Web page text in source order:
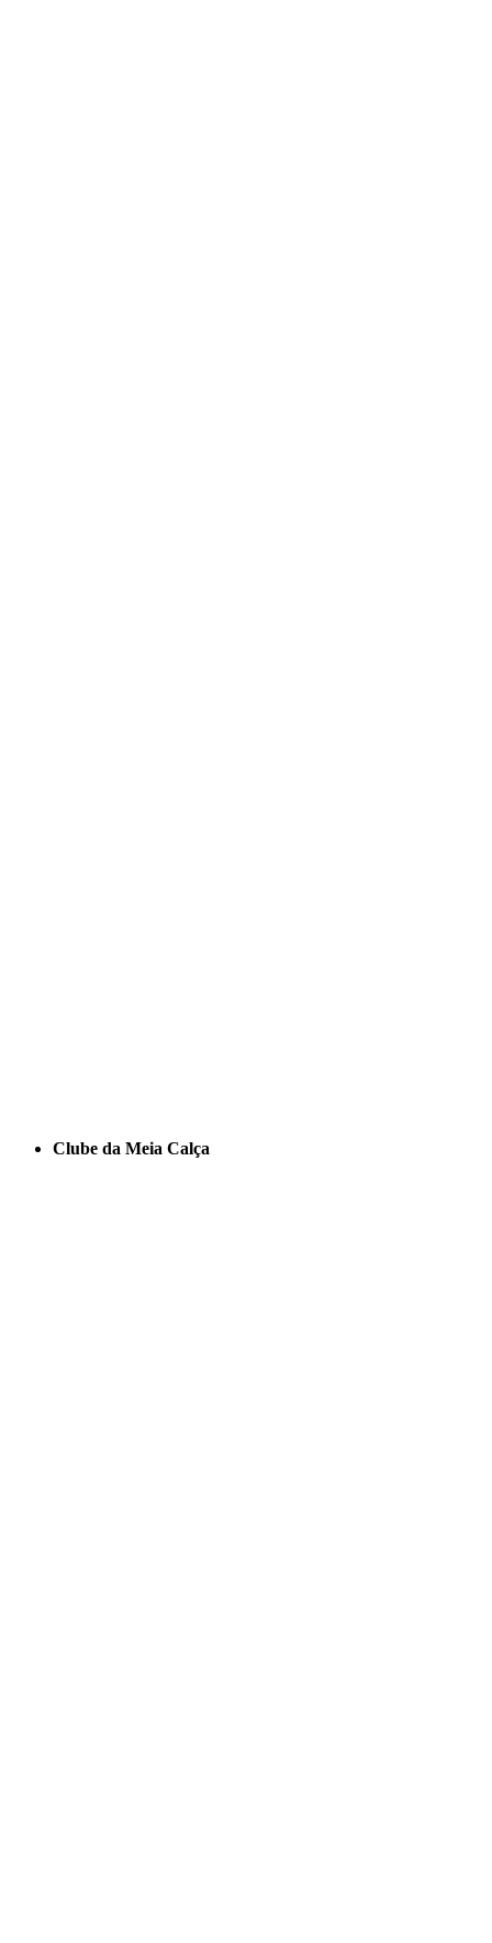
Clube da Meia Calça